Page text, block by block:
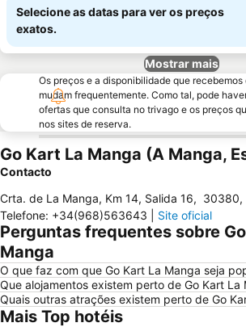
Selecione as datas para ver os preços
exatos.
Mostrar mais
Os preços e a disponibilidade que recebemos
mudam frequentemente. Como tal, pode
ofertas que consulta no trivago e os preços
nos sites de reserva.
Go Kart La Manga (A Manga,
Contacto
Crta. de La Manga, Km 14, Salida 16, 30380,
Telefone: +34(968)563643 Site oficial
Perguntas frequentes sobre
Manga
O que faz com que Go Kart La Manga seja
Que alojamentos existem perto de Go Kart La
Quais outras atrações existem perto de Go
Mais Top hotéis